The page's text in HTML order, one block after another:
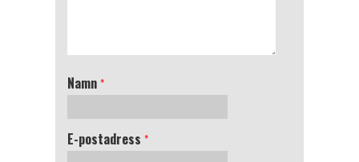
Namn *
E-postadress *